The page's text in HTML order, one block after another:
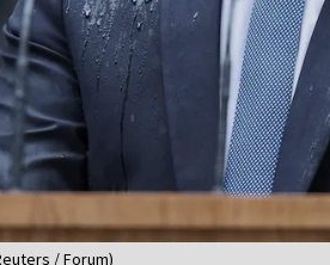
/ Forum)